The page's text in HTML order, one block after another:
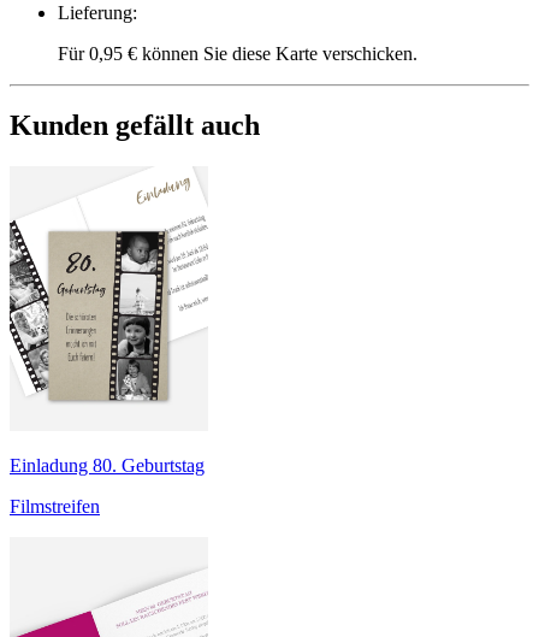
Lieferung:
Für 0,95 € können Sie diese Karte verschicken.
Kunden gefällt auch
Einladung 80. Geburtstag
Filmstreifen